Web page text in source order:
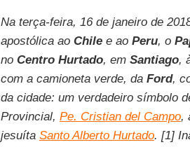
Na terça-feira, 16 de janeiro de
apostólica ao Chilee ao Peru, o
no Centro Hurtado, em Santiago,
com a camioneta verde, da Ford,
da cidade: um verdadeiro símbolo
Provincial, Pe. Cristian del Campo,
jesuíta Santo Alberto Hurtado. [1]